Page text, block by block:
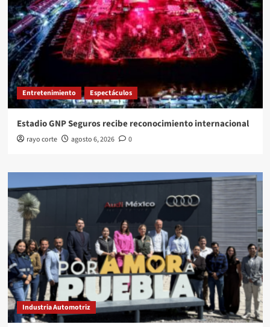
Entretenimiento Espectáculos
Estadio GNP Seguros recibe reconocimiento internacional
rayo corte agosto 6, 2026 0
Industria Automotriz